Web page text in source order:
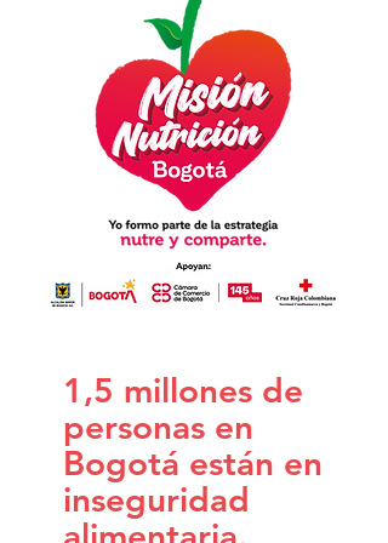
años con el herpes zóster. Por ello, la
Cruz Roja Bogotá adelanta una campaña
con la que busca incentivar la
vacunación contra estas afecciones, y
pone a disposición ambas vacunas con
un precio especial con descuento hasta
el 16 de agosto del 2026.
1,5 millones de
personas en
Bogotá están en
inseguridad